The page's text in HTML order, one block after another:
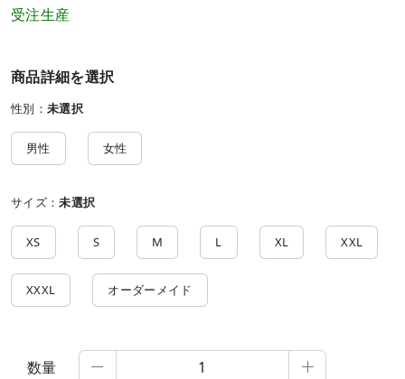
受注生産
商品詳細を選択
性別： 未選択
男性 女性
サイズ：未選択
XS S M L XL XXL
XXXL オーダーメイド
数量  